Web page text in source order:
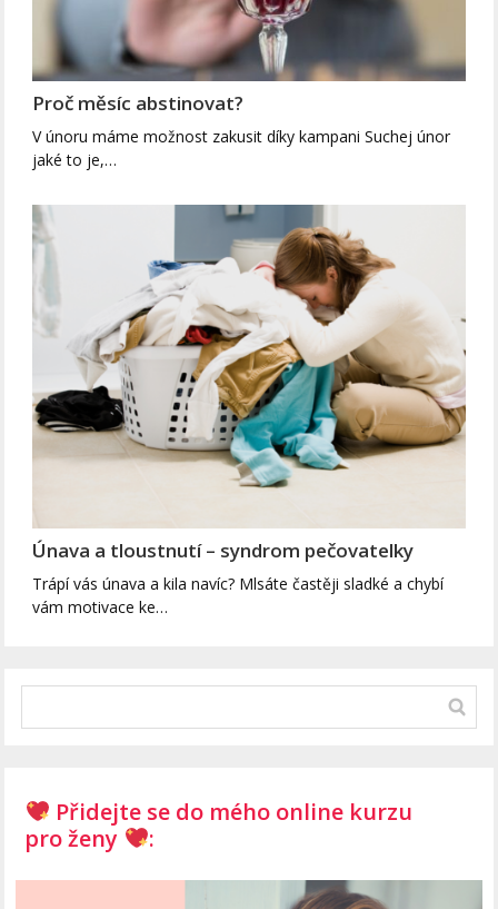
Proč měsíc abstinovat?
V únoru máme možnost zakusit díky kampani Suchej únor
jaké to je,…
Únava a tloustnutí – syndrom pečovatelky
Trápí vás únava a kila navíc? Mlsáte častěji sladké a chybí
vám motivace ke…
Přidejte se do mého online kurzu
pro ženy
: